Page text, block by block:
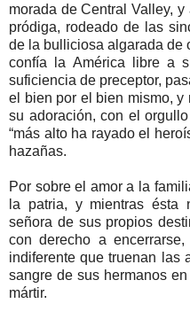
morada de Central Valley,
pródiga, rodeado de las
de la bulliciosa algarada de
confía la América libre a
suficiencia de preceptor,
el bien por el bien mismo, y
su adoración, con el
“más alto ha rayado el
hazañas.
Por sobre el amor a la
la patria, y mientras ésta
señora de sus propios
con derecho a
indiferente que truenan las
sangre de sus hermanos
mártir.